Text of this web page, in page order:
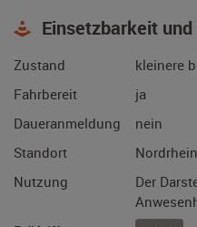
Einsetzbarkeit
Zustand
kleinere
Fahrbereit
ja
Daueranmeldung
nein
Standort
Nutzung
Der